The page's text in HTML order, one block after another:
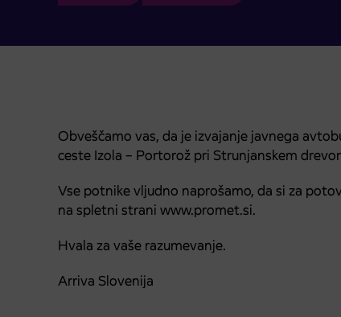
Obveščamo vas, da je izvajanje javnega
ceste Izola – Portorož pri Strunjanskem
Vse potnike vljudno naprošamo, da si za
na spletni strani www.promet.si.
Hvala za vaše razumevanje.
Arriva Slovenija